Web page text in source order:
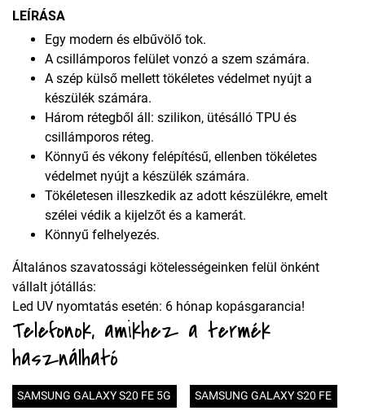
LEÍRÁSA
Egy modern és elbűvölő tok.
A csillámporos felület vonzó a szem számára.
A szép külső mellett tökéletes védelmet nyújt a
készülék számára.
Három rétegből áll: szilikon, ütésálló TPU és
csillámporos réteg.
Könnyű és vékony felépítésű, ellenben tökéletes
védelmet nyújt a készülék számára.
Tökéletesen illeszkedik az adott készülékre, emelt
szélei védik a kijelzőt és a kamerát.
Könnyű felhelyezés.
Általános szavatossági kötelességeinken felül önként
vállalt jótállás:
Led UV nyomtatás esetén: 6 hónap kopásgarancia!
Telefonok, amikhez a termék
használható
SAMSUNG GALAXY S20 FE 5G SAMSUNG GALAXY S20 FE